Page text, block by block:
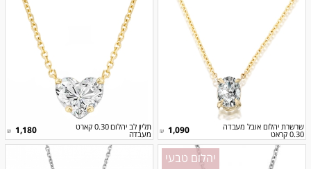
שרשרת יהלום אובל מעבדה
0.30 קראט
1,090
₪
תליון לב יהלום 0.30 קארט
מעבדה
1,180
₪
יהלום טבעי